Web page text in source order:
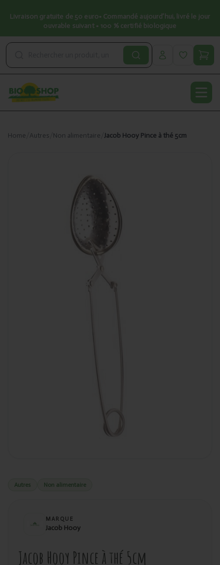
Livraison gratuite de 50 euro• Commandé aujourd’hui, livré le jour
ouvrable suivant • 100 % certifié biologique
Home Autres Non alimentaire Jacob Hooy Pince à thé 5cm
Autres Non alimentaire
MARQUE
Jacob Hooy
Jacob Hooy Pince à thé 5cm